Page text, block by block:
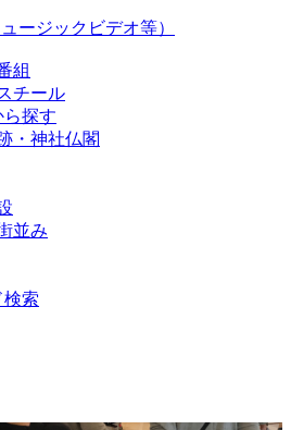
ージックビデオ等）
組
チール
探す
・神社仏閣
並み
検索